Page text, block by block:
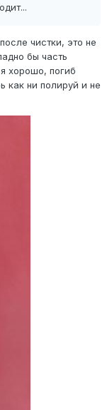
чистки, это не
бы часть
хорошо, погиб
как ни полируй и не